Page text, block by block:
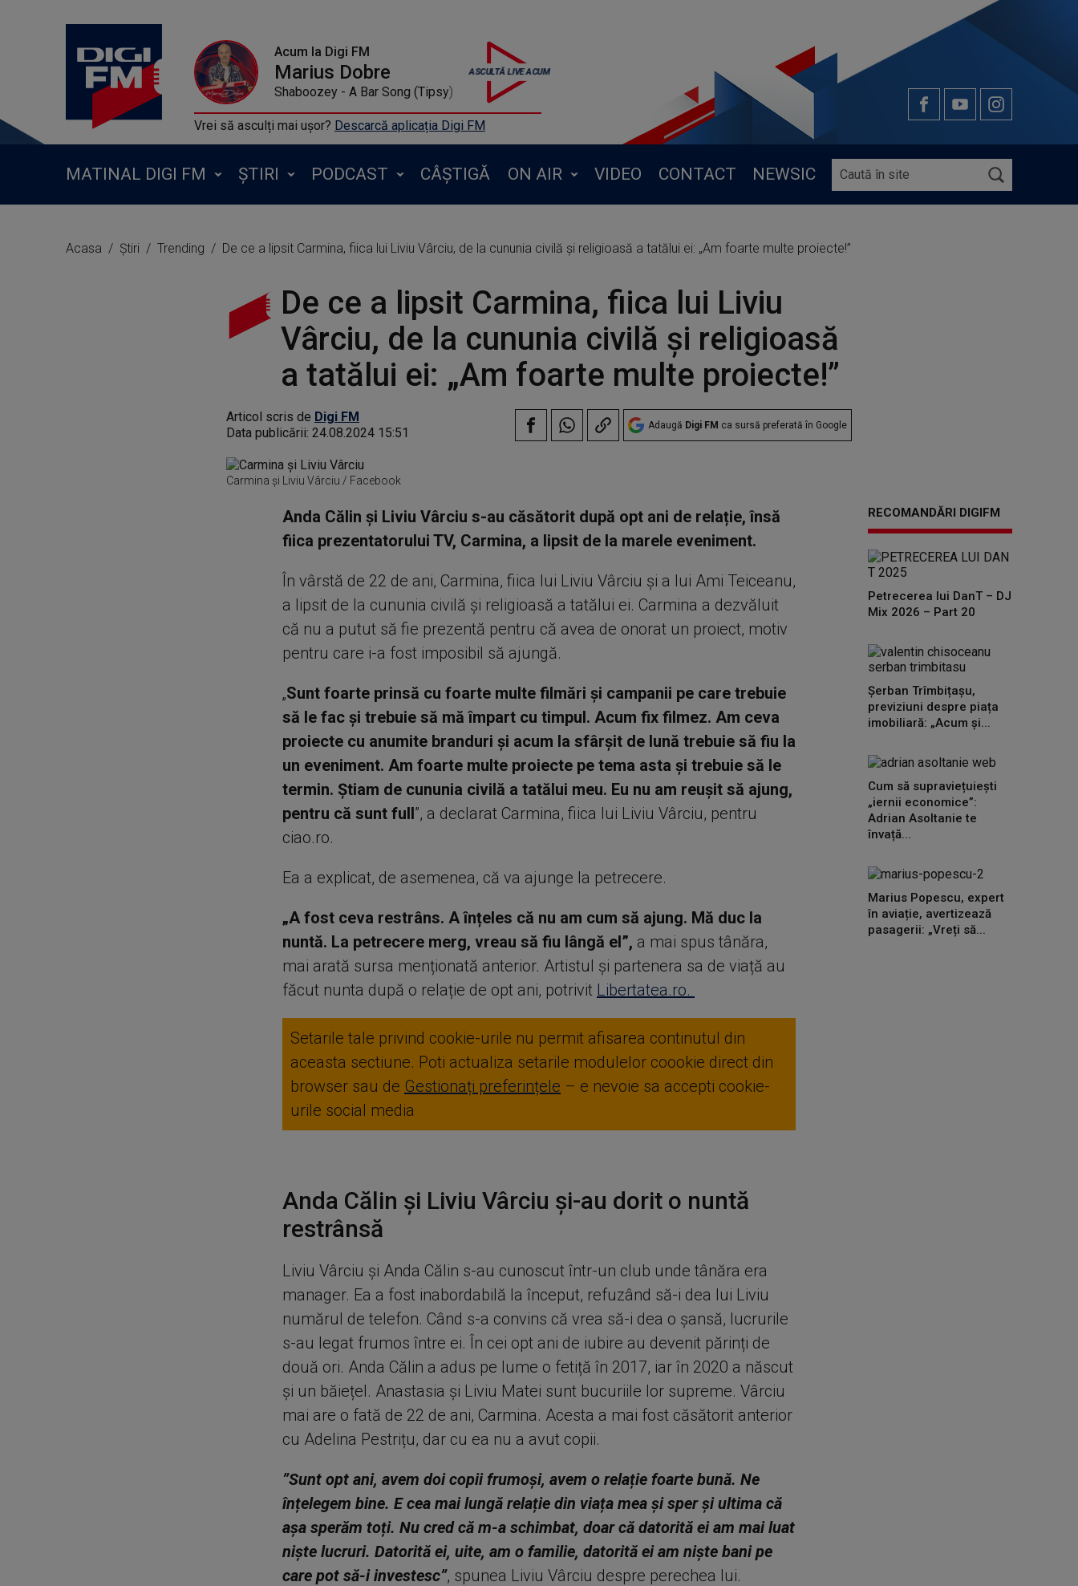
Acum la Digi FM
Marius Dobre
Shaboozey - A Bar Song (Tipsy)
Vrei să asculți mai ușor? Descarcă aplicația Digi FM
MATINAL DIGI FM ȘTIRI PODCAST CÂȘTIGĂ ON AIR VIDEO CONTACT NEWSIC
Acasa Știri Trending De ce a lipsit Carmina, fiica lui Liviu Vârciu, de la cununia civilă și religioasă a tatălui ei: „Am foarte multe proiecte!”
De ce a lipsit Carmina, fiica lui Liviu
Vârciu, de la cununia civilă și religioasă
a tatălui ei: „Am foarte multe proiecte!”
Articol scris de Digi FM
Data publicării: 24.08.2024 15:51 Adaugă Digi FM ca sursă preferată în Google
Carmina și Liviu Vârciu / Facebook
Anda Călin și Liviu Vârciu s-au căsătorit după opt ani de relație, însă
fiica prezentatorului TV, Carmina, a lipsit de la marele eveniment.
În vârstă de 22 de ani, Carmina, fiica lui Liviu Vârciu și a lui Ami Teiceanu,
a lipsit de la cununia civilă și religioasă a tatălui ei. Carmina a dezvăluit
că nu a putut să fie prezentă pentru că avea de onorat un proiect, motiv
pentru care i-a fost imposibil să ajungă.
„Sunt foarte prinsă cu foarte multe filmări și campanii pe care trebuie
să le fac și trebuie să mă împart cu timpul. Acum fix filmez. Am ceva
proiecte cu anumite branduri și acum la sfârșit de lună trebuie să fiu la
un eveniment. Am foarte multe proiecte pe tema asta și trebuie să le
termin. Știam de cununia civilă a tatălui meu. Eu nu am reușit să ajung,
pentru că sunt full”, a declarat Carmina, fiica lui Liviu Vârciu, pentru
ciao.ro.
Ea a explicat, de asemenea, că va ajunge la petrecere.
„A fost ceva restrâns. A înțeles că nu am cum să ajung. Mă duc la
nuntă. La petrecere merg, vreau să fiu lângă el”, a mai spus tânăra,
mai arată sursa menționată anterior. Artistul și partenera sa de viață au
făcut nunta după o relație de opt ani, potrivit Libertatea.ro.
Setarile tale privind cookie-urile nu permit afisarea continutul din
aceasta sectiune. Poti actualiza setarile modulelor coookie direct din
browser sau de Gestionați preferințele – e nevoie sa accepti cookie-
urile social media
Anda Călin și Liviu Vârciu și-au dorit o nuntă
restrânsă
Liviu Vârciu și Anda Călin s-au cunoscut într-un club unde tânăra era
manager. Ea a fost inabordabilă la început, refuzând să-i dea lui Liviu
numărul de telefon. Când s-a convins că vrea să-i dea o șansă, lucrurile
s-au legat frumos între ei. În cei opt ani de iubire au devenit părinți de
două ori. Anda Călin a adus pe lume o fetiță în 2017, iar în 2020 a născut
și un băiețel. Anastasia și Liviu Matei sunt bucuriile lor supreme. Vârciu
mai are o fată de 22 de ani, Carmina. Acesta a mai fost căsătorit anterior
cu Adelina Pestrițu, dar cu ea nu a avut copii.
”Sunt opt ani, avem doi copii frumoși, avem o relație foarte bună. Ne
înțelegem bine. E cea mai lungă relație din viața mea și sper și ultima că
așa sperăm toți. Nu cred că m-a schimbat, doar că datorită ei am mai luat
niște lucruri. Datorită ei, uite, am o familie, datorită ei am niște bani pe
care pot să-i investesc”, spunea Liviu Vârciu despre perechea lui.
RECOMANDĂRI DIGIFM
Petrecerea lui DanT – DJ
Mix 2026 – Part 20
Șerban Trîmbițașu,
previziuni despre piața
imobiliară: „Acum și...
Cum să supraviețuiești
„iernii economice”:
Adrian Asoltanie te
învață...
Marius Popescu, expert
în aviație, avertizează
pasagerii: „Vreți să...